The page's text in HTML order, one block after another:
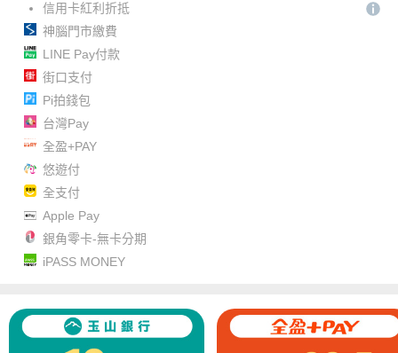
信用卡紅利折抵
神腦門市繳費
LINE Pay付款
街口支付
Pi拍錢包
台灣Pay
全盈+PAY
悠遊付
全支付
Apple Pay
銀角零卡-無卡分期
iPASS MONEY